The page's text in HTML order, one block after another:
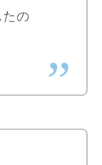
たの